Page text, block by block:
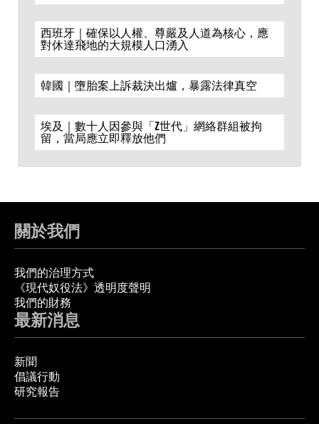
西班牙｜確保以人權、尊嚴及人道為核心，應
對休達飛地的大規模人口湧入
韓國｜墮胎案上訴裁決出爐，暴露法律真空
埃及｜數十人因參與「Z世代」網絡群組被拘
留，當局應立即釋放他們
關於我們
我們的治理方式
《現代奴役法》透明度聲明
我們的財務
最新消息
新聞
倡議行動
研究報告